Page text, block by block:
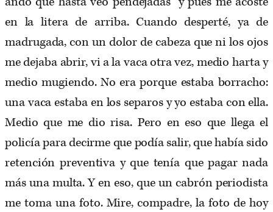
en la litera de arriba. Cuando desperté, ya de
madrugada, con un dolor de cabeza que ni los ojos
me dejaba abrir, vi a la vaca otra vez, medio harta y
medio mugiendo. No era porque estaba borracho:
una vaca estaba en los separos y yo estaba con ella.
Medio que me dio risa. Pero en eso que llega el
policía para decirme que podía salir, que había sido
retención preventiva y que tenía que pagar nada
más una multa. Y en eso, que un cabrón periodista
me toma una foto. Mire, compadre, la foto de hoy